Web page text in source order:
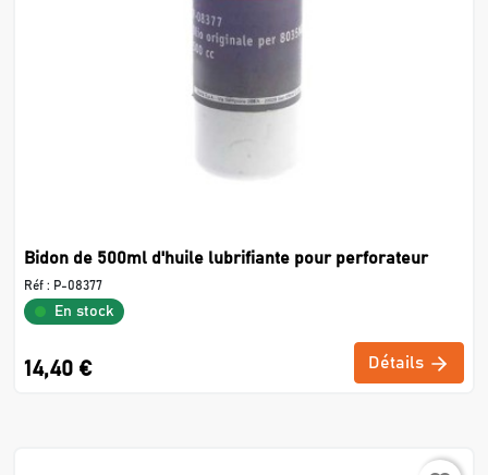
Bidon de 500ml d'huile lubrifiante pour perforateur
Réf : P-08377
En stock
14,40 € Détails